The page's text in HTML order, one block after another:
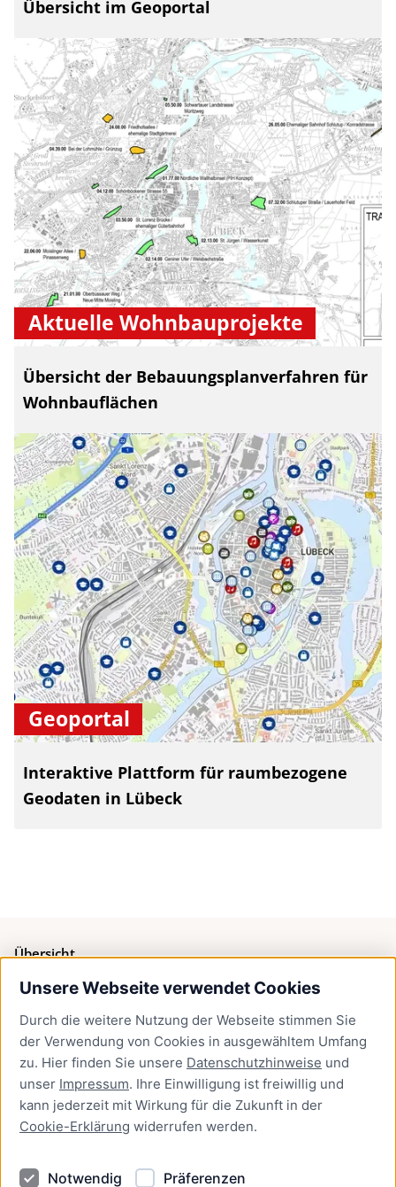
Unsere Webseite verwendet Cookies
Durch die weitere Nutzung der Webseite stimmen Sie
der Verwendung von Cookies in ausgewähltem Umfang
zu. Hier finden Sie unsere Datenschutzhinweise und
unser Impressum. Ihre Einwilligung ist freiwillig und
kann jederzeit mit Wirkung für die Zukunft in der
Cookie-Erklärung widerrufen werden.
Notwendig Präferenzen
Übersicht im Geoportal
Aktuelle Wohnbauprojekte
Übersicht der Bebauungsplanverfahren für
Wohnbauflächen
Geoportal
Interaktive Plattform für raumbezogene
Geodaten in Lübeck
Übersicht
Bürgerservice
Presse
Newsletter Lübeck:kompakt
Kontakt
Kontakt
Datenschutzhinweise